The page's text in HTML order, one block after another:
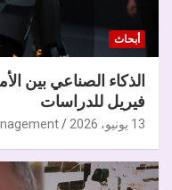
أبحاث
الذكاء الصناعي بين
فيريل للدراسات
13 يونيو، 2026